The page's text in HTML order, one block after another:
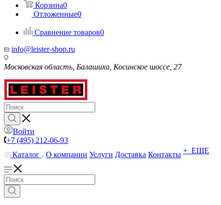
Корзина0
Отложенные0
Сравнение товаров0
info@leister-shop.ru
Московская область, Балашиха, Косинское шоссе, 27
Войти
+7 (495) 212-06-93
Каталог
О компании Услуги Доставка Контакты + ЕЩЕ